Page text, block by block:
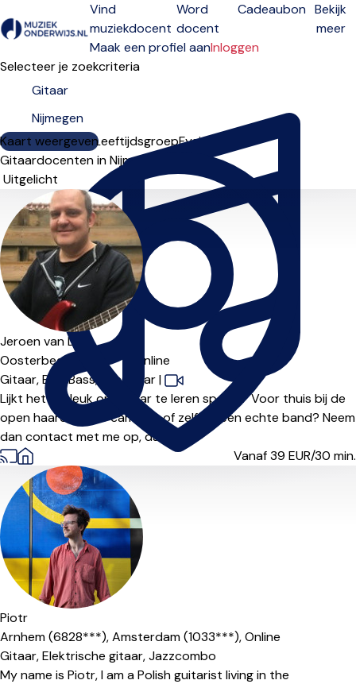
Open menu
Vind
muziekdocent
Word
docent
Cadeaubon Bekijk
meer
Maak een profiel aanInloggen
Selecteer je zoekcriteria
Kaart weergeven
LesdagenNiveauLeeftijdsgroepFysiek
Gitaardocenten in Nijmegen
Sorteervolgorde
Jeroen van Dam
Oosterbeek (6861***),
Online
Gitaar,Bas,Bass, Basgitaar|
Lijkt het jou leuk om gitaar te leren spelen? Voor thuis bij de
open haard, op de camping of zelfs in een echte band? Neem
dan contact met me op, dan ...
Vanaf 39 EUR/30 min.
Piotr
Arnhem (6828***),Amsterdam (1033***),Online
Gitaar,Elektrische gitaar,Jazzcombo
My name is Piotr, I am a Polish guitarist living in the